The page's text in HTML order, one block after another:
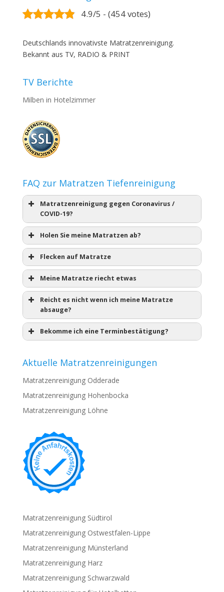
4.9/5 - (454 votes)
Deutschlands innovativste Matratzenreinigung.
Bekannt aus TV, RADIO & PRINT
TV Berichte
Milben in Hotelzimmer
FAQ zur Matratzen Tiefenreinigung
Matratzenreinigung gegen Coronavirus /
COVID-19?
Holen Sie meine Matratzen ab?
Flecken auf Matratze
Meine Matratze riecht etwas
Reicht es nicht wenn ich meine Matratze
absauge?
Bekomme ich eine Terminbestätigung?
Aktuelle Matratzenreinigungen
Matratzenreinigung Odderade
Matratzenreinigung Hohenbocka
Matratzenreinigung Löhne
Matratzenreinigung Südtirol
Matratzenreinigung Ostwestfalen-Lippe
Matratzenreinigung Münsterland
Matratzenreinigung Harz
Matratzenreinigung Schwarzwald